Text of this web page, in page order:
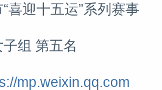
喜迎十五运”系列赛事
组 第五名
mp.weixin.qq.com